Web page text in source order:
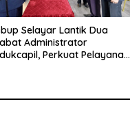
Selayar Lantik Dua
Administrator
Perkuat Pelayanan